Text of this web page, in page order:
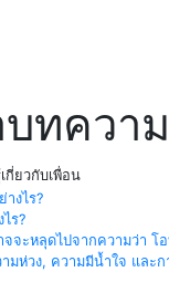
ทความ
กี่ยวกับเพื่อน
ร?
จจะหลุดไปจากความว่า โ
มห่วง, ความมีน้ำใจ และก